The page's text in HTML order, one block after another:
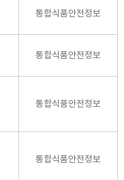
통합식품안전정보
통합식품안전정보
통합식품안전정보
통합식품안전정보